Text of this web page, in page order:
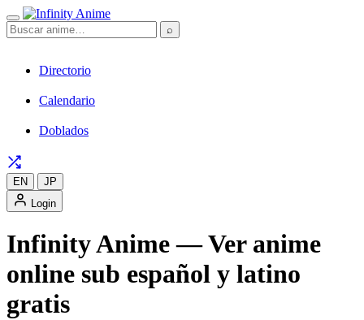
⌕
Directorio
Calendario
Doblados
EN
JP
Login
Infinity Anime — Ver anime
online sub español y latino
gratis